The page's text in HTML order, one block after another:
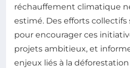
réchauffement climatique
estimé. Des efforts collectifs
pour encourager ces
projets ambitieux, et
enjeux liés à la